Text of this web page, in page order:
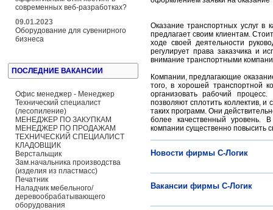
современных веб-разработках?
09.01.2023
Оборудование для сувенирного
бизнеса
ПОСЛЕДНИЕ ВАКАНСИИ
Офис менеджер - Менеджер
Технический специалист
(лесопиление)
МЕНЕДЖЕР ПО ЗАКУПКАМ
МЕНЕДЖЕР ПО ПРОДАЖАМ
ТЕХНИЧЕСКИЙ СПЕЦИАЛИСТ
КЛАДОВЩИК
Верстальщик
Зам.начальника производства
(изделия из пластмасс)
Печатник
Наладчик мебельного/
деревообрабатывающего
оборудования
Оказание транспортных услуг в
предлагает своим клиентам.
ходе своей деятельности
регулирует права заказчика и
внимание транспортными
Компании, предлагающие
того, в хорошей транспортной
организовать рабочий
позволяют сплотить коллектив, и
таких программ. Они
более качественный уровень.
компании существенно повысить
Новости фирмы С-Логик
Вакансии фирмы С-Логик